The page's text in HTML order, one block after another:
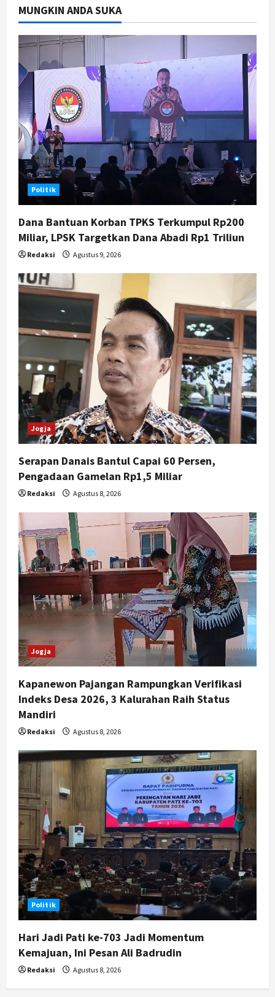
3
4
Politik
Hari Jadi Pati ke-703 Jadi
Momentum Kemajuan, Ini Pesan Ali
Badrudin
Agustus 8, 2026
Jogja
Peringatan HUT ke-270 Kota
Yogyakarta Digelar 2 Bulan, Fokus
pada UMKM dan Wisata
Agustus 7, 2026
MUNGKIN ANDA SUKA
Politik
Dana Bantuan Korban TPKS Terkumpul Rp200
Miliar, LPSK Targetkan Dana Abadi Rp1 Triliun
Redaksi Agustus 9, 2026
Jogja
Serapan Danais Bantul Capai 60 Persen,
Pengadaan Gamelan Rp1,5 Miliar
Redaksi Agustus 8, 2026
Jogja
Kapanewon Pajangan Rampungkan Verifikasi
Indeks Desa 2026, 3 Kalurahan Raih Status
Mandiri
Redaksi Agustus 8, 2026
Politik
Hari Jadi Pati ke-703 Jadi Momentum
Kemajuan, Ini Pesan Ali Badrudin
Redaksi Agustus 8, 2026